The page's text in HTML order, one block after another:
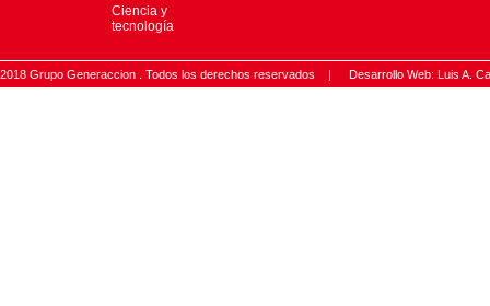
Ciencia y
tecnología
2018 Grupo Generaccion . Todos los derechos reservados | Desarrollo Web: Luis